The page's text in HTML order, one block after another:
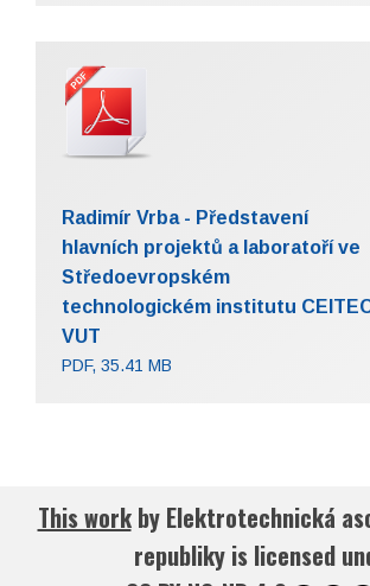
Radimír Vrba - Představení
hlavních projektů a laboratoří ve
Středoevropském
technologickém institutu
VUT
PDF, 35.41 MB
This workby Elektrotechnická
republikyis licensed